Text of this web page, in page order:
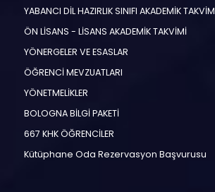
YABANCI DİL HAZIRLIK SINIFI AKADEMİK TAKVİM
ÖN LİSANS - LİSANS AKADEMİK TAKVİMİ
YÖNERGELER VE ESASLAR
ÖĞRENCİ MEVZUATLARI
YÖNETMELİKLER
BOLOGNA BİLGİ PAKETİ
667 KHK ÖĞRENCİLER
Kütüphane Oda Rezervasyon Başvurusu